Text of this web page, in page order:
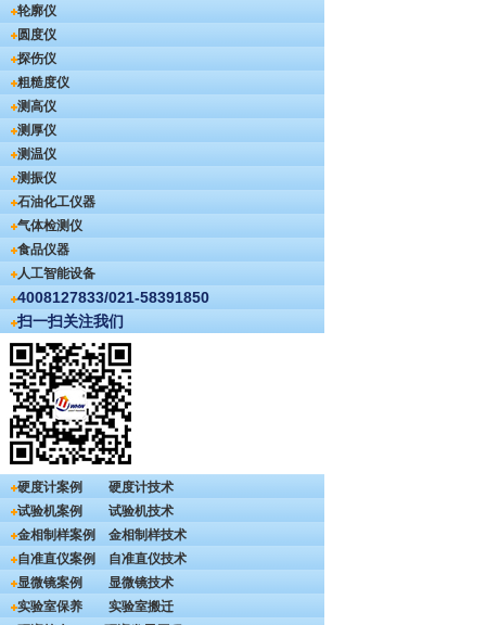
轮廓仪
圆度仪
探伤仪
粗糙度仪
测高仪
测厚仪
测温仪
测振仪
石油化工仪器
气体检测仪
食品仪器
人工智能设备
4008127833/021-58391850
扫一扫关注我们
硬度计案例
硬度计技术
试验机案例
试验机技术
金相制样案例
金相制样技术
自准直仪案例
自准直仪技术
显微镜案例
显微镜技术
实验室保养
实验室搬迁